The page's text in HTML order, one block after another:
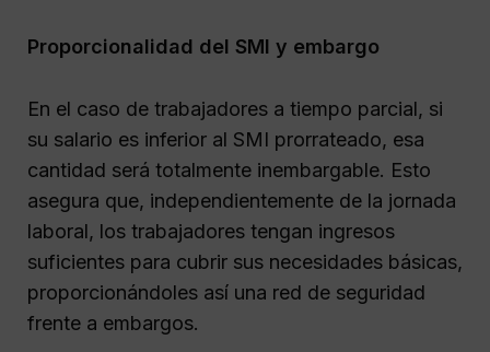
Proporcionalidad del SMI y embargo
En el caso de trabajadores a tiempo parcial, si
su salario es inferior al SMI prorrateado, esa
cantidad será totalmente inembargable. Esto
asegura que, independientemente de la jornada
laboral, los trabajadores tengan ingresos
suficientes para cubrir sus necesidades básicas,
proporcionándoles así una red de seguridad
frente a embargos.